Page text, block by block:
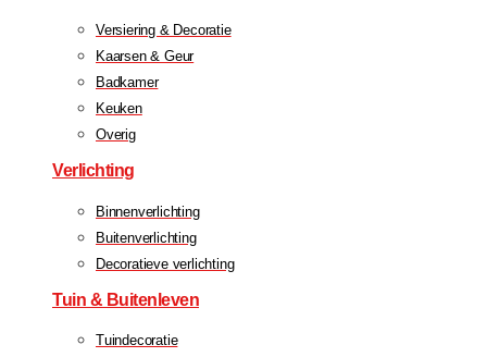
Versiering & Decoratie
Kaarsen & Geur
Badkamer
Keuken
Overig
Verlichting
Binnenverlichting
Buitenverlichting
Decoratieve verlichting
Tuin & Buitenleven
Tuindecoratie